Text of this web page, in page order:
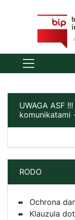
UWAGA ASF
RODO
Ochrona
Klauzula